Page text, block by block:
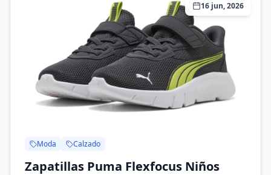
16 jun, 2026
Moda Calzado
Zapatillas Puma Flexfocus Niños